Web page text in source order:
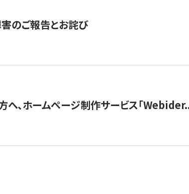
のご報告とお詫び
へ、ホームページ制作サービス「